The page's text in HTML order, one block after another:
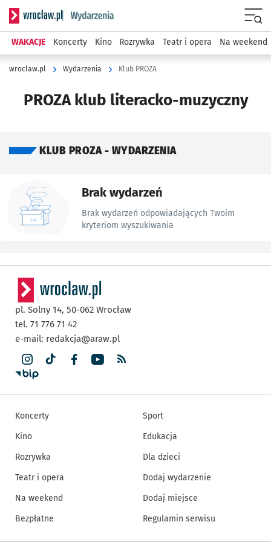
Serwis informacyjny wroclaw.pl podserwis: Wydarzenia
WAKACJE Koncerty Kino Rozrywka Teatr i opera Na weekend
wroclaw.pl Wydarzenia Klub PROZA
PROZA klub literacko-muzyczny
KLUB PROZA - WYDARZENIA
Brak wydarzeń
Brak wydarzeń odpowiadających Twoim
kryteriom wyszukiwania
pl. Solny 14, 50-062 Wrocław
tel. 71 776 71 42
e-mail: redakcja@araw.pl
Koncerty
Kino
Rozrywka
Teatr i opera
Na weekend
Bezpłatne
Sport
Edukacja
Dla dzieci
Dodaj wydarzenie
Dodaj miejsce
Regulamin serwisu